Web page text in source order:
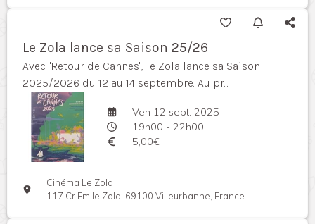
Le Zola lance sa Saison 25/26
Avec "Retour de Cannes", le Zola lance sa Saison
2025/2026 du 12 au 14 septembre. Au pr...
Ven 12 sept. 2025
19h00 - 22h00
5,00€
Cinéma Le Zola
117 Cr Emile Zola, 69100 Villeurbanne, France